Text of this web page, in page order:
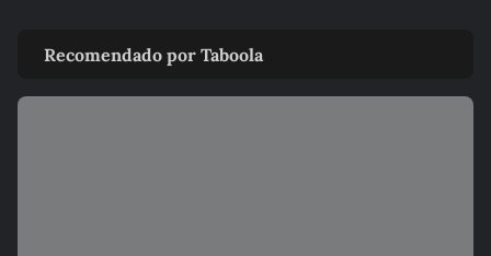
Recomendado por Taboola